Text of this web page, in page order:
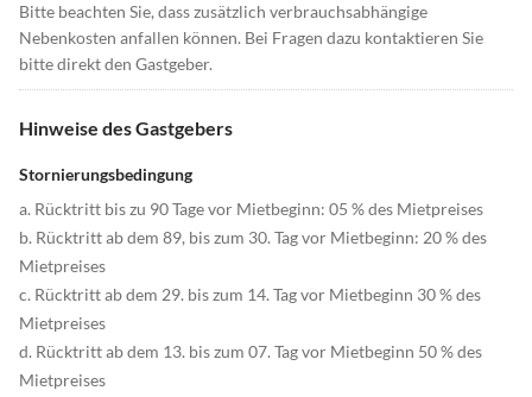
Bitte beachten Sie, dass zusätzlich verbrauchsabhängige
Nebenkosten anfallen können. Bei Fragen dazu kontaktieren Sie
bitte direkt den Gastgeber.
Hinweise des Gastgebers
Stornierungsbedingung
a. Rücktritt bis zu 90 Tage vor Mietbeginn: 05 % des Mietpreises
b. Rücktritt ab dem 89, bis zum 30. Tag vor Mietbeginn: 20 % des
Mietpreises
c. Rücktritt ab dem 29. bis zum 14. Tag vor Mietbeginn 30 % des
Mietpreises
d. Rücktritt ab dem 13. bis zum 07. Tag vor Mietbeginn 50 % des
Mietpreises